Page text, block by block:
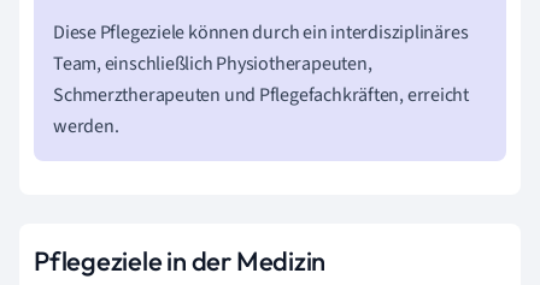
Diese Pflegeziele können durch ein interdisziplinäres
Team, einschließlich Physiotherapeuten,
Schmerztherapeuten und Pflegefachkräften, erreicht
werden.
Pflegeziele in der Medizin